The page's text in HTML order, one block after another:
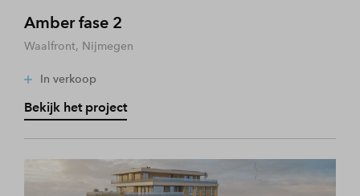
Amber fase 2
Waalfront, Nijmegen
In verkoop
Bekijk het project